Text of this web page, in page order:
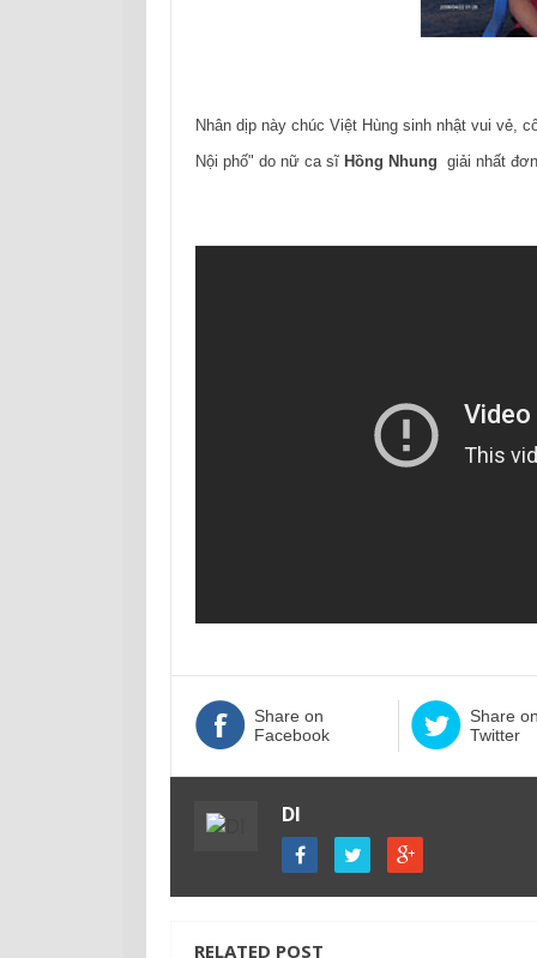
Nhân dịp này chúc Việt Hùng sinh nhật vui vẻ,
Nội phố" do nữ ca sĩ Hồng Nhung giải nhất
Share on
Facebook
Share
Twitter
DI
RELATED POST